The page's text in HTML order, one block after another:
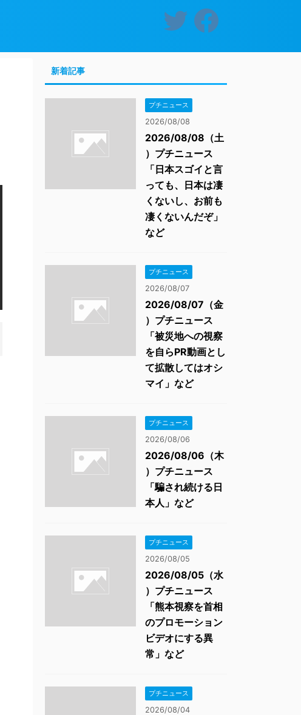
新着記事
プチニュース
2026/08/08
2026/08/08（土
）プチニュース
「日本スゴイと言
っても、日本は凄
くないし、お前も
凄くないんだぞ」
など
プチニュース
2026/08/07
2026/08/07（金
）プチニュース
「被災地への視察
を自らPR動画とし
て拡散してはオシ
マイ」など
プチニュース
2026/08/06
2026/08/06（木
）プチニュース
「騙され続ける日
本人」など
プチニュース
2026/08/05
2026/08/05（水
）プチニュース
「熊本視察を首相
のプロモーション
ビデオにする異
常」など
プチニュース
2026/08/04